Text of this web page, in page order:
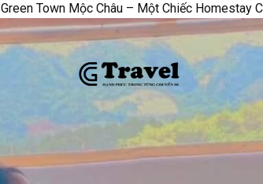
Green Town Mộc Châu – Một Chiếc Homestay